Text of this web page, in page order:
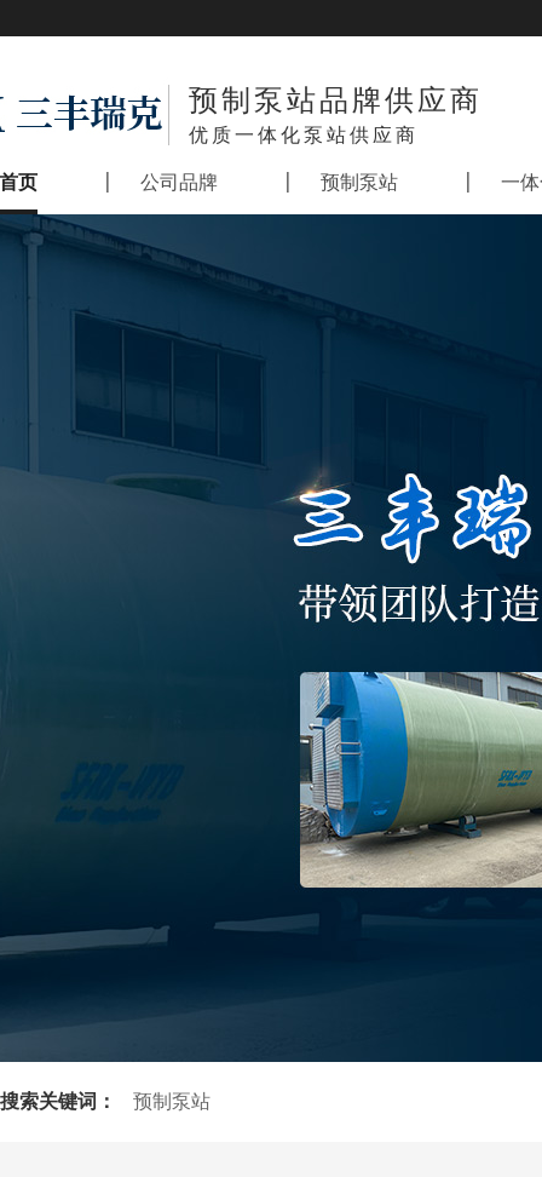
预制泵站品牌供应商
优质一体化泵站供应商
页 公司品牌 预制泵站 一
搜索关键词： 预制泵站